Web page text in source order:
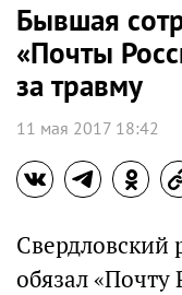
Бывшая
«Почты
за травму
11 мая 2017 18:42
Свердловский
обязал «Почту